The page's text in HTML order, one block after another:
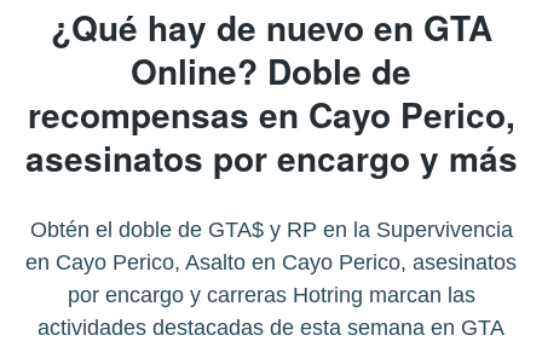
¿Qué hay de nuevo en GTA
Online? Doble de
recompensas en Cayo Perico,
asesinatos por encargo y más
Obtén el doble de GTA$ y RP en la Supervivencia
en Cayo Perico, Asalto en Cayo Perico, asesinatos
por encargo y carreras Hotring marcan las
actividades destacadas de esta semana en GTA